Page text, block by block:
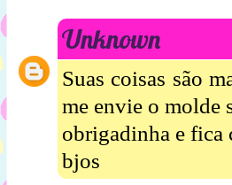
Unknown
Suas coisas são
me envie o molde
obrigadinha e fica
bjos